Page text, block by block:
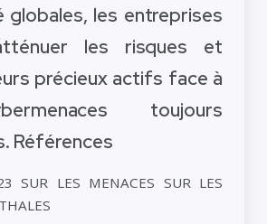
globales, les entreprises
les risques et
précieux actifs face à
toujours
Références
SUR LES MENACES SUR LES